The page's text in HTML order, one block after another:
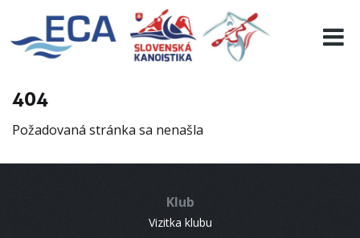
404
Požadovaná stránka sa nenašla
Klub
Vizitka klubu
EURO 19
INFO
RESULTS
CONTACT